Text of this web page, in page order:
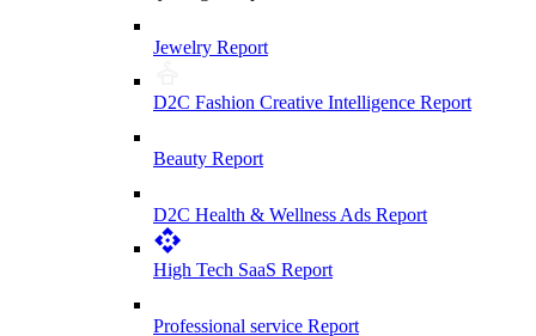
Jewelry Report
D2C Fashion Creative Intelligence Report
Beauty Report
D2C Health & Wellness Ads Report
High Tech SaaS Report
Professional service Report